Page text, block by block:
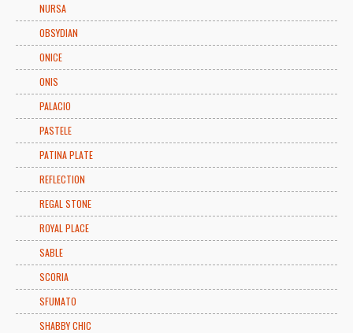
NURSA
OBSYDIAN
ONICE
ONIS
PALACIO
PASTELE
PATINA PLATE
REFLECTION
REGAL STONE
ROYAL PLACE
SABLE
SCORIA
SFUMATO
SHABBY CHIC